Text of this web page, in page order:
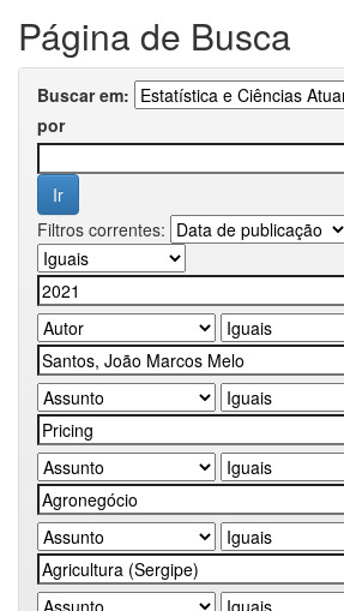
Página de Busca
Buscar em:
por
Filtros correntes: